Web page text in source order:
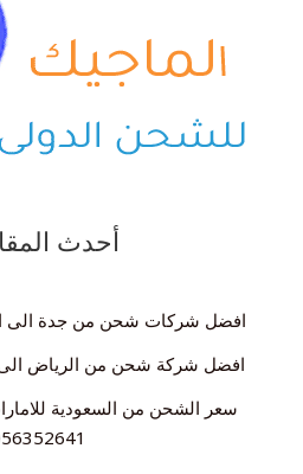
أحدث
افضل شركات شحن من جدة الى المغرب |
افضل شركة شحن من الرياض الى سوريا |